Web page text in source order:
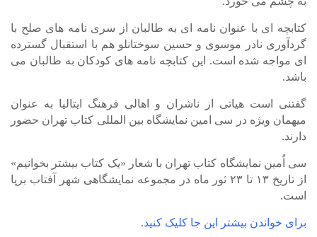
کتابچه ای با عنوان نامه ای به طالبان از سری نامه های صلح با
گردآوری نادر موسوی و حسین سوختانلو هم با استقبال گسترده
ای مواجه شده است. این کتابچه نامه های کودکان به طالبان می
باشد.
گفتنی است هیاتی از ناشران و اهالی فرهنگ ایتالیا به عنوان
میهمان ویژه در سی امین نمایشگاه بین المللی کتاب تهران حضور
دارند.
سی ‎اُمین نمایشگاه کتاب تهران با شعار «یک کتاب بیشتر بخوانیم»
از تاریخ ۱۳ تا ۲۳ ثور ماه در مجموعه نمایشگاهی شهر آفتاب برپا
است.
برای خواندن بیشتر این جا کلیک کنید